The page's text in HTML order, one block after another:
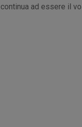
ad essere il